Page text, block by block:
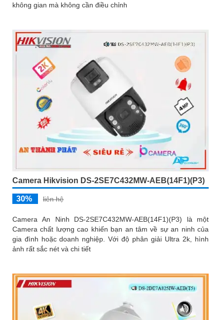
không gian mà không cần điều chỉnh
Camera Hikvision DS-2SE7C432MW-AEB(14F1)(P3)
30% liên hệ
Camera An Ninh DS-2SE7C432MW-AEB(14F1)(P3) là một
Camera chất lượng cao khiến bạn an tâm về sự an ninh của
gia đình hoặc doanh nghiệp. Với độ phân giải Ultra 2k, hình
ảnh rất sắc nét và chi tiết